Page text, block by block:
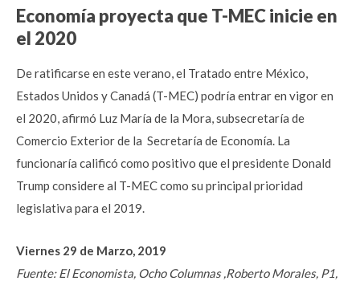
Economía proyecta que T-MEC inicie en
el 2020
De ratificarse en este verano, el Tratado entre México,
Estados Unidos y Canadá (T-MEC) podría entrar en vigor en
el 2020, afirmó Luz María de la Mora, subsecretaría de
Comercio Exterior de la Secretaría de Economía. La
funcionaría calificó como positivo que el presidente Donald
Trump considere al T-MEC como su principal prioridad
legislativa para el 2019.
Viernes 29 de Marzo, 2019
Fuente: El Economista, Ocho Columnas ,Roberto Morales, P1,